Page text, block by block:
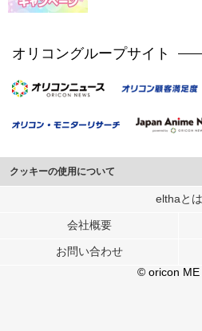
オリコングループサイト
クッキーの使用について
このサイトでは Cookie を使用して、ユー
行っています。
メディアや広告配信、データ解析の各パー
各パートナーは、この情報とユーザーが各
ユーザーが各パートナーのサービスを使用
elthaとは
会社概要
お問い合わせ
© oricon ME